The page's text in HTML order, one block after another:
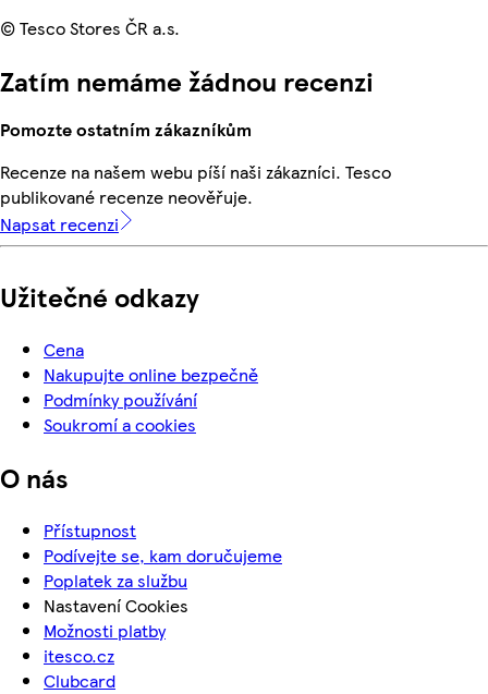
© Tesco Stores ČR a.s.
Zatím nemáme žádnou recenzi
Pomozte ostatním zákazníkům
Recenze na našem webu píší naši zákazníci. Tesco
publikované recenze neověřuje.
Napsat recenzi
Užitečné odkazy
Cena
Nakupujte online bezpečně
Podmínky používání
Soukromí a cookies
O nás
Přístupnost
Podívejte se, kam doručujeme
Poplatek za službu
Nastavení Cookies
Možnosti platby
itesco.cz
Clubcard